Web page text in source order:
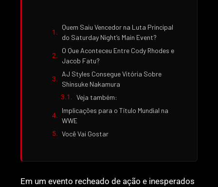
Quem Saiu Vencedor na Luta Principal
do Saturday Night’s Main Event?
O Que Aconteceu Entre Cody Rhodes e
Jacob Fatu?
AJ Styles Consegue Vitória Sobre
Shinsuke Nakamura
Veja também:
Implicações para o Título Mundial na
WWE
Você Vai Gostar
Em um evento recheado de ação e inesperados